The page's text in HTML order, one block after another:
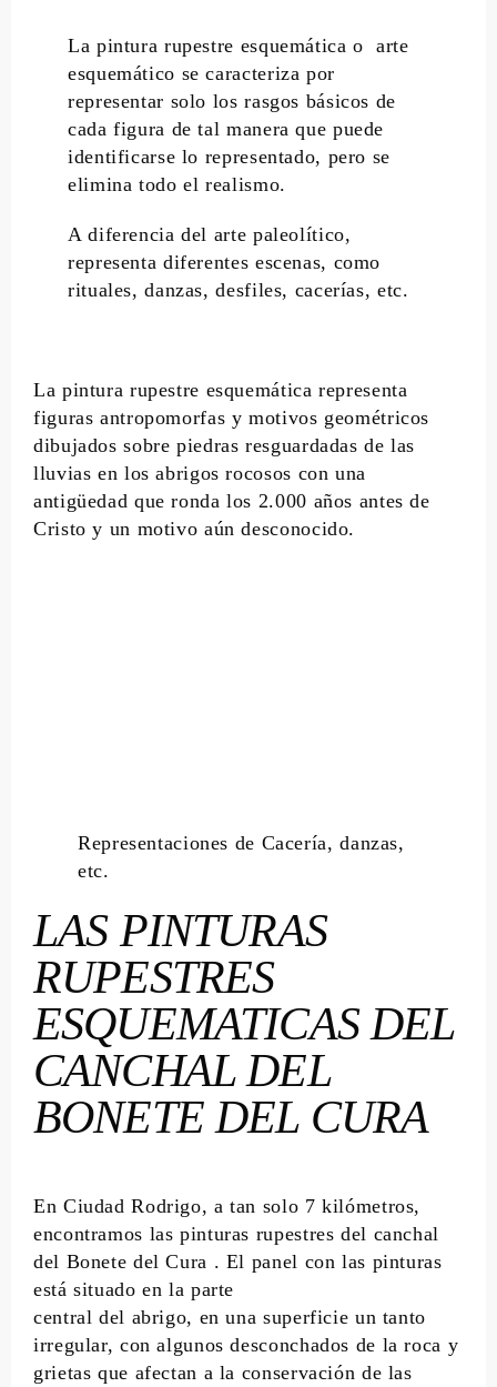
La pintura rupestre esquemática o arte
esquemático se caracteriza por
representar solo los rasgos básicos de
cada figura de tal manera que puede
identificarse lo representado, pero se
elimina todo el realismo.
A diferencia del arte paleolítico,
representa diferentes escenas, como
rituales, danzas, desfiles, cacerías, etc.
La pintura rupestre esquemática representa
figuras antropomorfas y motivos geométricos
dibujados sobre piedras resguardadas de las
lluvias en los abrigos rocosos con una
antigüedad que ronda los 2.000 años antes de
Cristo y un motivo aún desconocido.
Representaciones de Cacería, danzas,
etc.
LAS PINTURAS
RUPESTRES
ESQUEMATICAS DEL
CANCHAL DEL
BONETE DEL CURA
En Ciudad Rodrigo, a tan solo 7 kilómetros,
encontramos las pinturas rupestres del canchal
del Bonete del Cura . El panel con las pinturas
está situado en la parte
central del abrigo, en una superficie un tanto
irregular, con algunos desconchados de la roca y
grietas que afectan a la conservación de las